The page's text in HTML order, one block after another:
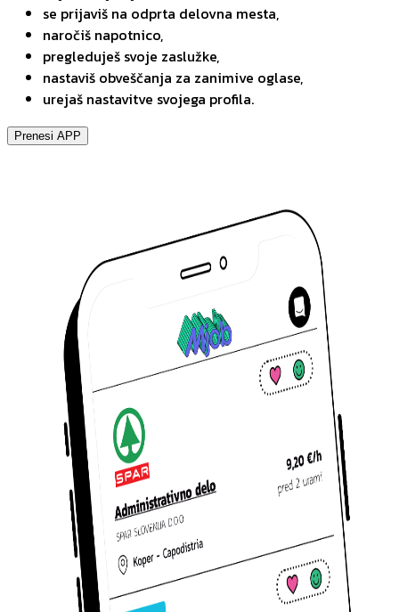
se prijaviš na odprta delovna mesta,
naročiš napotnico,
pregleduješ svoje zaslužke,
nastaviš obveščanja za zanimive oglase,
urejaš nastavitve svojega profila.
Prenesi APP